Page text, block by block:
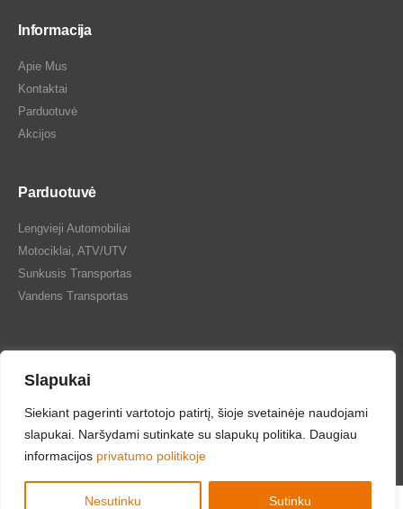
Slapukai
Siekiant pagerinti vartotojo patirtį, šioje svetainėje naudojami
slapukai. Naršydami sutinkate su slapukų politika. Daugiau
informacijos privatumo politikoje
Nesutinku Sutinku
Informacija
Apie Mus
Kontaktai
Parduotuvė
Akcijos
Parduotuvė
Lengvieji Automobiliai
Motociklai, ATV/UTV
Sunkusis Transportas
Vandens Transportas
Tepalų Bazė © 2024 Visos teisės saugomos